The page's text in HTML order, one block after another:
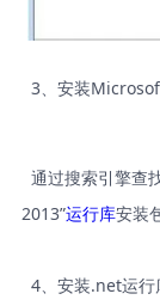
3、安装
通过搜索引擎查
2013”运行库安装
4、安装.net运行